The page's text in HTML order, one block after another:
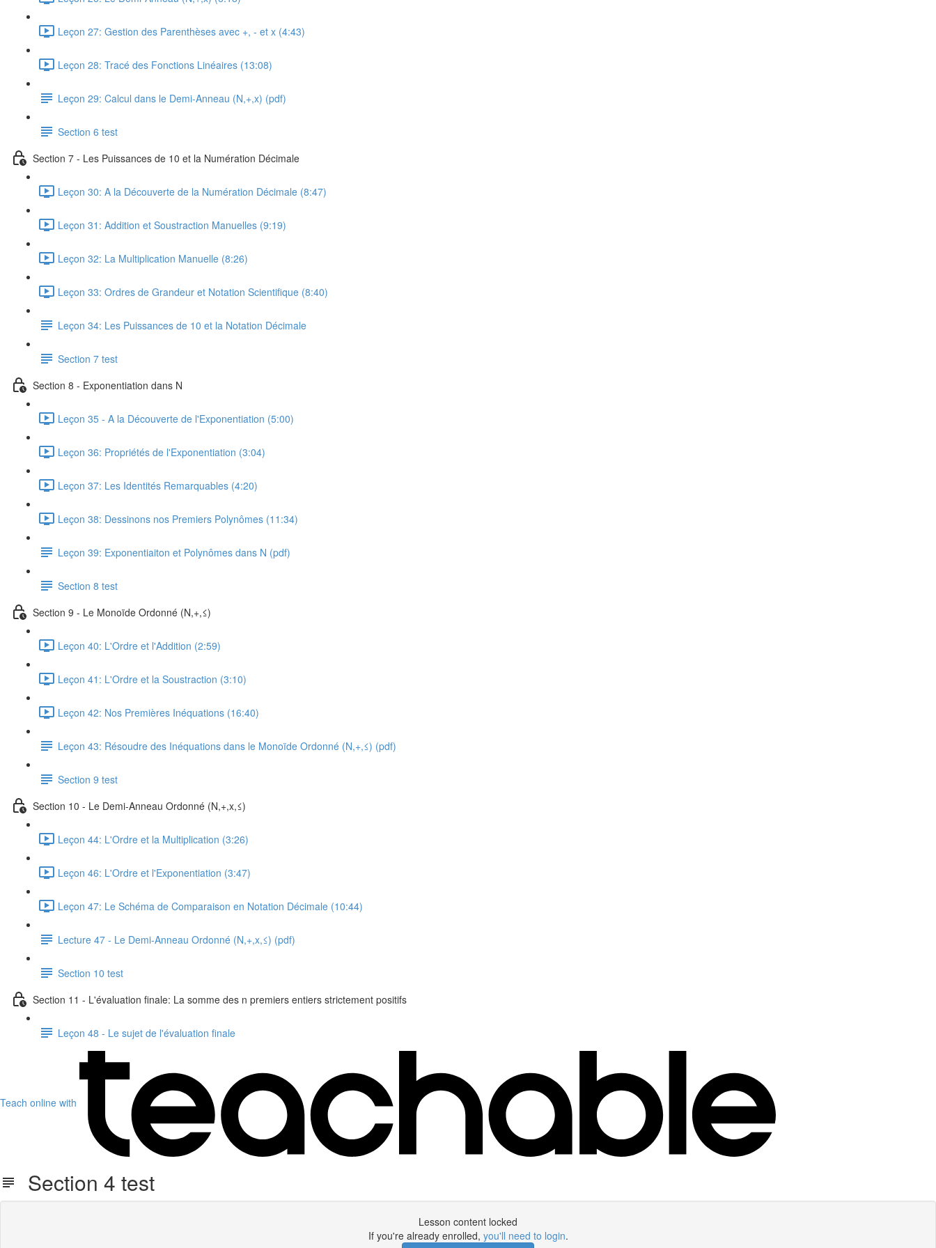
Leçon 27: Gestion des Parenthèses avec +, - et x (4:43)
Leçon 28: Tracé des Fonctions Linéaires (13:08)
Leçon 29: Calcul dans le Demi-Anneau (N,+,x) (pdf)
Section 6 test
Section 7 - Les Puissances de 10 et la Numération Décimale
Leçon 30: A la Découverte de la Numération Décimale (8:47)
Leçon 31: Addition et Soustraction Manuelles (9:19)
Leçon 32: La Multiplication Manuelle (8:26)
Leçon 33: Ordres de Grandeur et Notation Scientifique (8:40)
Leçon 34: Les Puissances de 10 et la Notation Décimale
Section 7 test
Section 8 - Exponentiation dans N
Leçon 35 - A la Découverte de l'Exponentiation (5:00)
Leçon 36: Propriétés de l'Exponentiation (3:04)
Leçon 37: Les Identités Remarquables (4:20)
Leçon 38: Dessinons nos Premiers Polynômes (11:34)
Leçon 39: Exponentiaiton et Polynômes dans N (pdf)
Section 8 test
Section 9 - Le Monoïde Ordonné (N,+,≤)
Leçon 40: L'Ordre et l'Addition (2:59)
Leçon 41: L'Ordre et la Soustraction (3:10)
Leçon 42: Nos Premières Inéquations (16:40)
Leçon 43: Résoudre des Inéquations dans le Monoïde Ordonné (N,+,≤) (pdf)
Section 9 test
Section 10 - Le Demi-Anneau Ordonné (N,+,x,≤)
Leçon 44: L'Ordre et la Multiplication (3:26)
Leçon 46: L'Ordre et l'Exponentiation (3:47)
Leçon 47: Le Schéma de Comparaison en Notation Décimale (10:44)
Lecture 47 - Le Demi-Anneau Ordonné (N,+,x,≤) (pdf)
Section 10 test
Section 11 - L'évaluation finale: La somme des n premiers entiers strictement positifs
Leçon 48 - Le sujet de l'évaluation finale
Teach online with
Section 4 test
Lesson content locked
If you're already enrolled, you'll need to login.